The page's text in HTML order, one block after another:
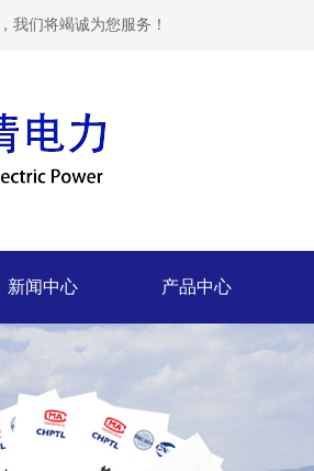
我们将竭诚为您服务！
新闻中心 产品中心